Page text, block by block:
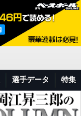
選手データ 特集